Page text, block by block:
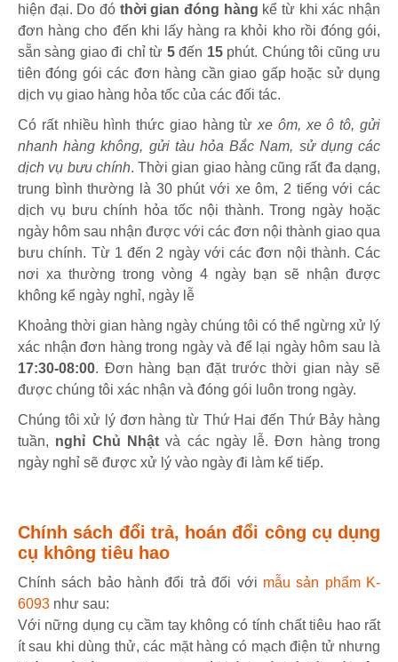
hiện đại. Do đó thời gian đóng hàng kể từ khi xác nhận
đơn hàng cho đến khi lấy hàng ra khỏi kho rồi đóng gói,
sẵn sàng giao đi chỉ từ 5đến 15 phút. Chúng tôi cũng ưu
tiên đóng gói các đơn hàng cần giao gấp hoặc sử dụng
dịch vụ giao hàng hỏa tốc của các đối tác.
Có rất nhiều hình thức giao hàng từxe ôm, xe ô tô, gửi
nhanh hàng không, gửi tàu hỏa Bắc Nam, sử dụng các
dịch vụ bưu chính. Thời gian giao hàng cũng rất đa dạng,
trung bình thường là 30 phút với xe ôm, 2 tiếng với các
dịch vụ bưu chính hỏa tốc nội thành. Trong ngày hoặc
ngày hôm sau nhận được với các đơn nội thành giao qua
bưu chính. Từ 1 đến 2 ngày với các đơn nội thành. Các
nơi xa thường trong vòng 4 ngày bạn sẽ nhận được
không kể ngày nghỉ, ngày lễ
Khoảng thời gian hàng ngày chúng tôi có thể ngừng xử lý
xác nhận đơn hàng trong ngày và để lại ngày hôm sau là
17:30-08:00. Đơn hàng bạn đặt trước thời gian này sẽ
được chúng tôi xác nhận và đóng gói luôn trong ngày.
Chúng tôi xử lý đơn hàng từ Thứ Hai đến Thứ Bảy hàng
tuần, nghỉ Chủ Nhậtvà các ngày lễ. Đơn hàng trong
ngày nghỉ sẽ được xử lý vào ngày đi làm kế tiếp.
Chính sách đổi trả, hoán đổi công cụ dụng
cụ không tiêu hao
Chính sách bảo hành đổi trả đối với mẫu sản phẩm K-
6093 như sau:
Với nững dụng cụ cầm tay không có tính chất tiêu hao rất
ít sau khi dùng thử, các mặt hàng có mạch điện tử nhưng